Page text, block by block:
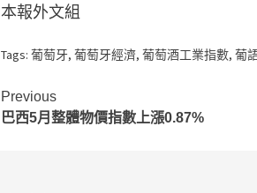
本報外文組
Tags: 葡萄牙, 葡萄牙經濟, 葡萄酒工業指數, 葡
Continue
Reading
Previous
巴西5月整體物價指數上漲0.87%